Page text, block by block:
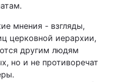
мнения - взгляды,
церковной иерархии,
другим людям
но и не противоречат